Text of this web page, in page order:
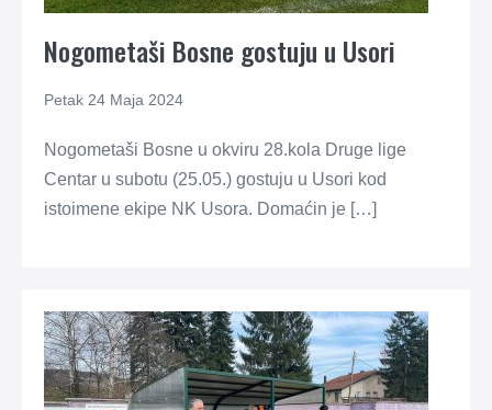
Nogometaši Bosne gostuju u Usori
Petak 24 Maja 2024
Nogometaši Bosne u okviru 28.kola Druge lige
Centar u subotu (25.05.) gostuju u Usori kod
istoimene ekipe NK Usora. Domaćin je […]